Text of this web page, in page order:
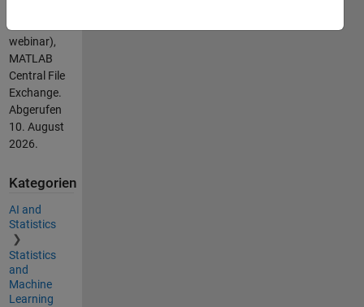
webinar),
MATLAB
Central File
Exchange.
Abgerufen
10. August
2026.
Kategorien
AI and
Statistics
Statistics
and
Machine
Learning